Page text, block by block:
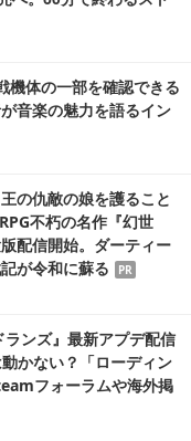
機体の一部を確認できる
音楽の魅力を語るイン
の仇敵の娘を護ること
不朽の名作『幻世
配信開始。ダーティー
が令和に蘇る
PR
ランズ』最新アプデ配信
かない？「ローディン
フォーラムや海外掲